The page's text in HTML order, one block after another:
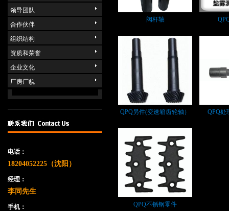
领导团队
合作伙伴
组织结构
资质和荣誉
企业文化
厂房厂貌
电话：
18204052225（沈阳）
经理：
李同先生
手机：
阀杆轴
QPQ另件(变速箱齿轮轴） QPQ处
QPQ不锈钢零件